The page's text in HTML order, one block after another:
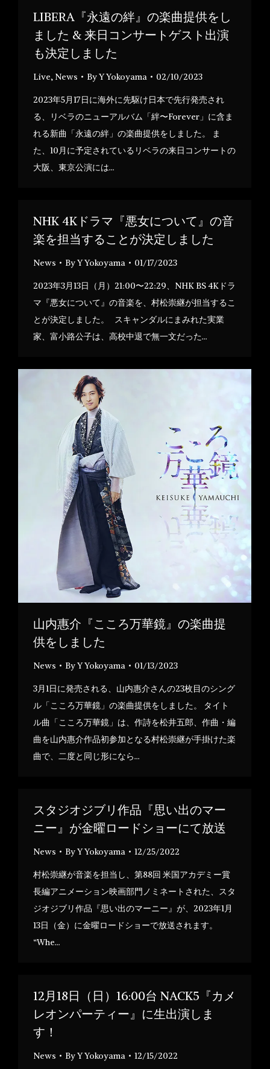
LIBERA『永遠の絆』の楽曲提供をし
ました & 来日コンサートゲスト出演
も決定しました
Live, News ByY Yokoyama 02/10/2023
2023年5月17日に海外に先駆け日本で先行発売され
る、リベラのニューアルバム「絆〜Forever」に含ま
れる新曲「永遠の絆」の楽曲提供をしました。 ま
た、10月に予定されているリベラの来日コンサートの
大阪、東京公演には…
NHK 4Kドラマ『悪女について』の音
楽を担当することが決定しました
News ByY Yokoyama 01/17/2023
2023年3月13日（月）21:00〜22:29、NHK BS 4Kドラ
マ『悪女について』の音楽を、村松崇継が担当するこ
とが決定しました。 スキャンダルにまみれた実業
家、富小路公子は、高校中退で無一文だった…
山内惠介『こころ万華鏡』の楽曲提
供をしました
News ByY Yokoyama 01/13/2023
3月1日に発売される、山内惠介さんの23枚目のシング
ル「こころ万華鏡」の楽曲提供をしました。 タイト
ル曲「こころ万華鏡」は、作詩を松井五郎、作曲・編
曲を山内惠介作品初参加となる村松崇継が手掛けた楽
曲で、二度と同じ形になら…
スタジオジブリ作品『思い出のマー
ニー』が金曜ロードショーにて放送
News ByY Yokoyama 12/25/2022
村松崇継が音楽を担当し、第88回 米国アカデミー賞
長編アニメーション映画部門ノミネートされた、スタ
ジオジブリ作品『思い出のマーニー』が、2023年1月
13日（金）に金曜ロードショーで放送されます。
“Whe…
12月18日（日）16:00台 NACK5『カメ
レオンパーティー』に生出演しま
す！
News ByY Yokoyama 12/15/2022